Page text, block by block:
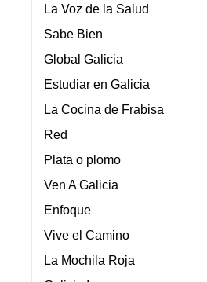
La Voz de la Salud
Sabe Bien
Global Galicia
Estudiar en Galicia
La Cocina de Frabisa
Red
Plata o plomo
Ven A Galicia
Enfoque
Vive el Camino
La Mochila Roja